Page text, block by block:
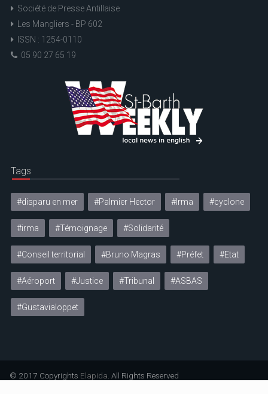
Société de Presse Antillaise
Les Mangliers - BP 602
ISSN : 1254-0110
05 90 27 65 19
Tags
#disparu en mer #Palmier Hector #Irma #cyclone
#irma #Témoignage #Solidarité
#Conseil territorial #Bruno Magras #Préfet #Etat
#Aéroport #Justice #Tribunal #ASBAS
#Gustavialoppet
© 2017 Copyrights Elapida . All Rights Reserved